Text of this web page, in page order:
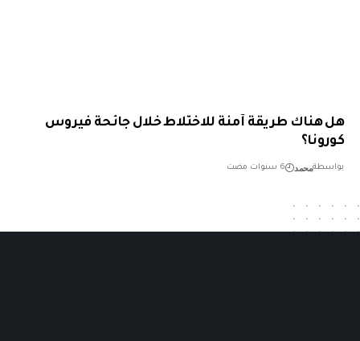
طريقة آمنة للاختلاط خلال جائحة فيروس
محمد 6 سنوات مضت